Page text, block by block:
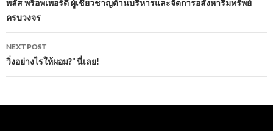
o
k
p
navigation
พลัส พร็อพเพอร์ตี้ ผู้เชี่ยวชาญด้านบริหารและจัดการอสังหาริมทรัพย์
ครบวงจร
NEXT POST
วิ่งอย่างไรให้ผอม?” นี่เลย!